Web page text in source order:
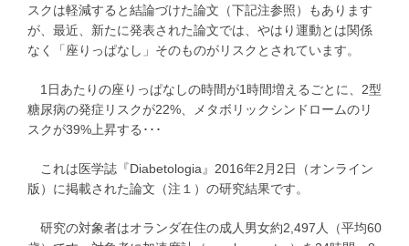
スクは軽減すると結論づけた論文（下記注参照）もあります
が、最近、新たに発表された論文では、やはり運動とは関係
なく「座りっぱなし」そのものがリスクとされています。
1日あたりの座りっぱなしの時間が1時間増えるごとに、2型
糖尿病の発症リスクが22%、メタボリックシンドロームのリ
スクが39%上昇する･･･
これは医学誌『Diabetologia』2016年2月2日（オンライン
版）に掲載された論文（注１）の研究結果です。
研究の対象者はオランダ在住の成人男女約2,497人（平均60